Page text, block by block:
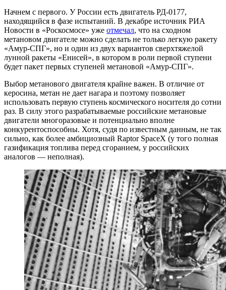
Начнем с первого. У России есть двигатель РД-0177,
находящийся в фазе испытаний. В декабре источник РИА
Новости в «Роскосмосе» уже отмечал, что на сходном
метановом двигателе можно сделать не только легкую ракету
«Амур-СПГ», но и один из двух вариантов сверхтяжелой
лунной ракеты «Енисей», в котором в роли первой ступени
будет пакет первых ступеней метановой «Амур-СПГ».
Выбор метанового двигателя крайне важен. В отличие от
керосина, метан не дает нагара и поэтому позволяет
использовать первую ступень космического носителя до сотни
раз. В силу этого разрабатываемые российские метановые
двигатели многоразовые и потенциально вполне
конкурентоспособны. Хотя, судя по известным данным, не так
сильно, как более амбициозный Raptor SpaceX (у того полная
газификация топлива перед сгоранием, у российских
аналогов — неполная).